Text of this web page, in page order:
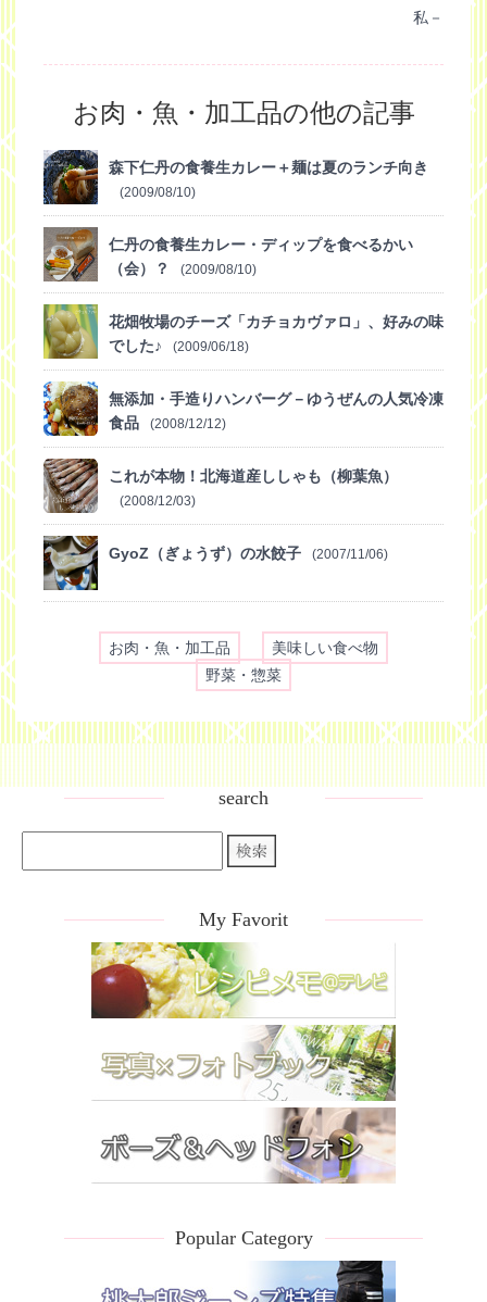
私－
お肉・魚・加工品の他の記事
森下仁丹の食養生カレー＋麺は夏のランチ向き
(2009/08/10)
仁丹の食養生カレー・ディップを食べるかい
（会）？
(2009/08/10)
花畑牧場のチーズ「カチョカヴァロ」、好みの味
でした♪
(2009/06/18)
無添加・手造りハンバーグ－ゆうぜんの人気冷凍
食品
(2008/12/12)
これが本物！北海道産ししゃも（柳葉魚）
(2008/12/03)
GyoZ（ぎょうず）の水餃子 (2007/11/06)
お肉・魚・加工品
美味しい食べ物
野菜・惣菜
search
My Favorit
Popular Category